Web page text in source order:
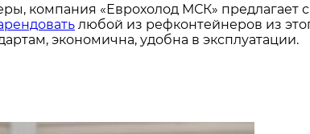
компания «Еврохолод МСК» предлагает
любой из рефконтейнеров из
экономична, удобна в эксплуатации.